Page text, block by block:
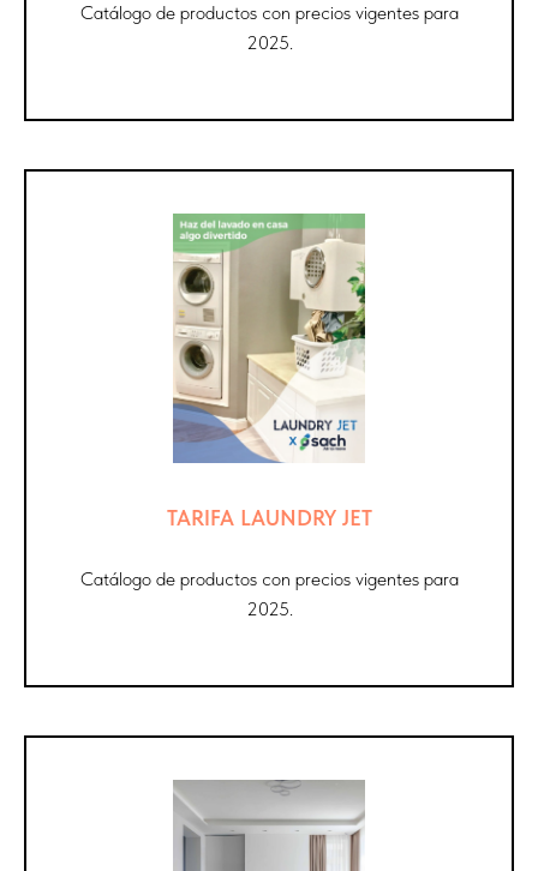
Catálogo de productos con precios vigentes para
2025.
TARIFA LAUNDRY JET
Catálogo de productos con precios vigentes para
2025.